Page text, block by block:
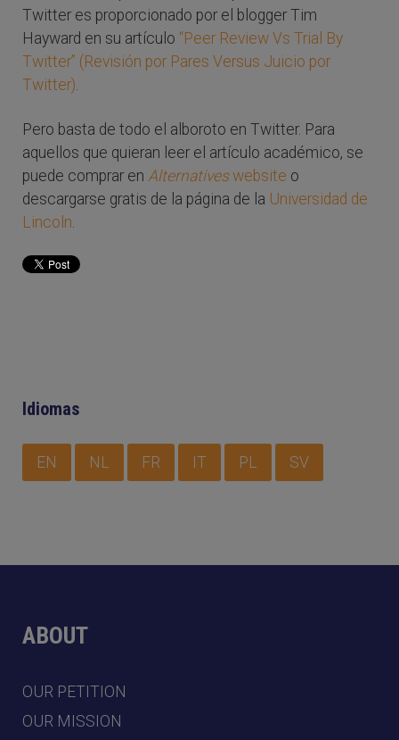
Twitter es proporcionado por el blogger Tim
Hayward en su artículo “Peer Review Vs Trial By
Twitter” (Revisión por Pares Versus Juicio por
Twitter).
Pero basta de todo el alboroto en Twitter. Para
aquellos que quieran leer el artículo académico, se
puede comprar en Alternativeswebsite o
descargarse gratis de la página de la Universidad de
Lincoln.
Idiomas
EN NL FR IT PL SV
ABOUT
OUR PETITION
OUR MISSION